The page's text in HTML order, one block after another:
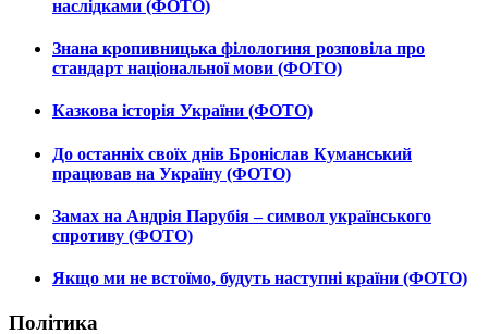
наслідками (ФОТО)
Знана кропивницька філологиня розповіла про
стандарт національної мови (ФОТО)
Казкова історія України (ФОТО)
До останніх своїх днів Броніслав Куманський
працював на Україну (ФОТО)
Замах на Андрія Парубія – символ українського
спротиву (ФОТО)
Якщо ми не встоїмо, будуть наступні країни (ФОТО)
Політика